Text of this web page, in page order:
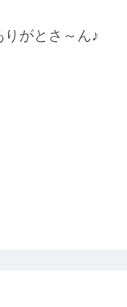
りがとさ～ん♪